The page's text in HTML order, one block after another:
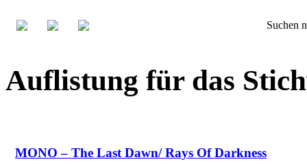
Suchen
Auflistung für das
MONO – The Last Dawn/ Rays Of Darkness